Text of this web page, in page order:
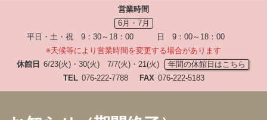
営業時間
6月・7月
平日・土・祝 9：30～18：00 日 9：00～18：00
※天候等により営業時間を変更する場合があります
休館日 6/23(火)・30(火) 7/7(火)・21(火)
年間の休館日はこちら
TEL 076-222-7788 FAX 076-222-5183